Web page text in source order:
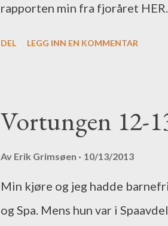
rapporten min fra fjoråret
DEL LEGG INN EN KOMMENTAR
Vortungen 12-
Av Erik Grimsøen 10/13/2013
Min kjøre og jeg hadde
og Spa. Mens hun var i